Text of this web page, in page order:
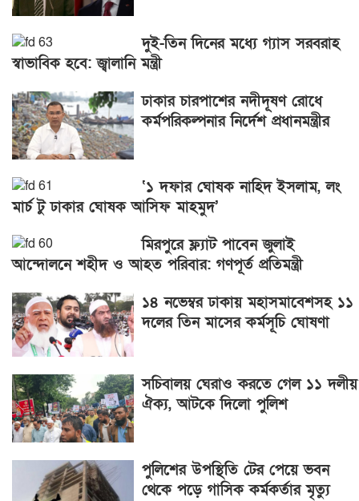
দুই-তিন দিনের মধ্যে গ্যাস সরবরাহ
স্বাভাবিক হবে: জ্বালানি মন্ত্রী
ঢাকার চারপাশের নদীদূষণ রোধে
কর্মপরিকল্পনার নির্দেশ প্রধানমন্ত্রীর
‘১ দফার ঘোষক নাহিদ ইসলাম, লং
মার্চ টু ঢাকার ঘোষক আসিফ মাহমুদ’
মিরপুরে ফ্ল্যাট পাবেন জুলাই
আন্দোলনে শহীদ ও আহত পরিবার: গণপূর্ত প্রতিমন্ত্রী
১৪ নভেম্বর ঢাকায় মহাসমাবেশসহ ১১
দলের তিন মাসের কর্মসূচি ঘোষণা
সচিবালয় ঘেরাও করতে গেল ১১ দলীয়
ঐক্য, আটকে দিলো পুলিশ
পুলিশের উপস্থিতি টের পেয়ে ভবন
থেকে পড়ে গাসিক কর্মকর্তার মৃত্যু